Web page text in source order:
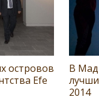
островов
Efe
В
2014